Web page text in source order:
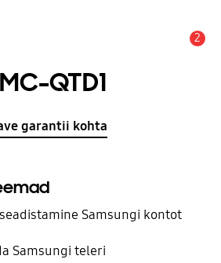
2
QTD1
garantii kohta
Samsungi kontot
Samsungi teleri